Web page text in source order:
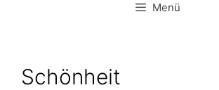
Menü
Schönheit